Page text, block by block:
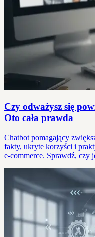
Czy odważysz się
Oto cała prawda
Chatbot pomagający
fakty, ukryte korzyści i
e-commerce. Sprawdź, czy